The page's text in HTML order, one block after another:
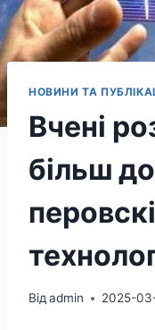
НОВИНИ ТА
Вчені
більш
Від admin 2025-